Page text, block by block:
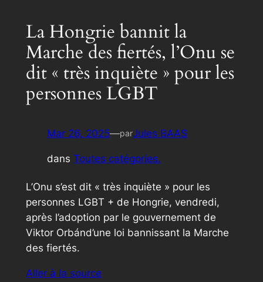
La Hongrie bannit la
Marche des fiertés, l’Onu se
dit « très inquiète » pour les
personnes LGBT
Mar 26, 2025—parJules BAAS
dans Toutes catégories.
L’Onu s’est dit « très inquiète » pour les
personnes LGBT + de Hongrie, vendredi,
après l’adoption par le gouvernement de
Viktor Orbánd’une loi bannissant la Marche
des fiertés.
Aller à la source